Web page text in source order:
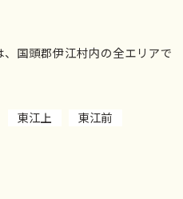
国頭郡伊江村内の全エリアで
東江上 東江前